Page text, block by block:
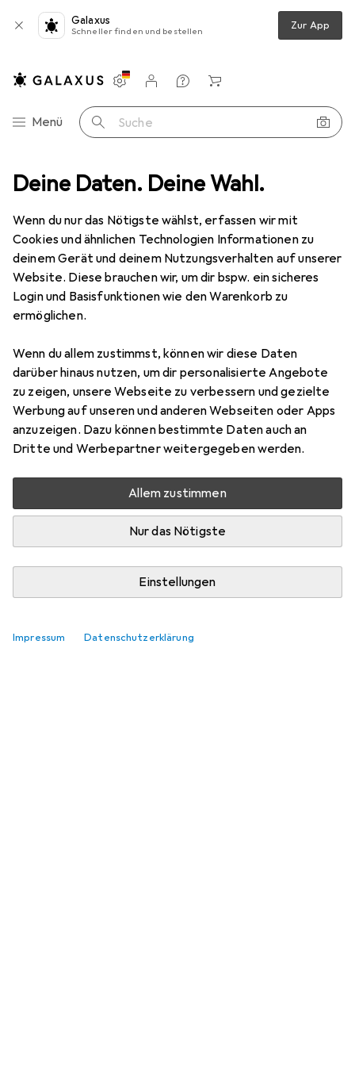
Deine Daten. Deine Wahl.
Wenn du nur das Nötigste wählst, erfassen wir mit
Cookies und ähnlichen Technologien Informationen zu
deinem Gerät und deinem Nutzungsverhalten auf unserer
Website. Diese brauchen wir, um dir bspw. ein sicheres
Login und Basisfunktionen wie den Warenkorb zu
ermöglichen.
Wenn du allem zustimmst, können wir diese Daten
darüber hinaus nutzen, um dir personalisierte Angebote
zu zeigen, unsere Webseite zu verbessern und gezielte
Werbung auf unseren und anderen Webseiten oder Apps
anzuzeigen. Dazu können bestimmte Daten auch an
Dritte und Werbepartner weitergegeben werden.
Allem zustimmen
Nur das Nötigste
Einstellungen
Impressum Datenschutzerklärung
Galaxus
Schneller finden und bestellen Zur App
Navigation nach Kategorien
Menü Suche
Einstellungen
Kundenkonto
Vergleichslisten
Merklisten
Warenkorb
Produktbewertungen Super Qualität, leider wurde angegebene ...
DellKM7321W
CH, Kabellos
Bewertung für Dell KM7321W
beat.moeckli -2
hat dieses Produkt gekauft
Super Qualität, leider wurde angegebene
Lieferfrist/Verfügbarkeit von Galaxus nicht eingehalten
geliefert". Da meine Tastatur defekt war, entschied ich
mich auch wegen der sofortigen Verfügbarkeit für dieses
Produkt. Leider erfolgt die Lieferung nicht am Folgetag,
sondern
mehr
Sehr gute Qualität, leise und feine Tasten